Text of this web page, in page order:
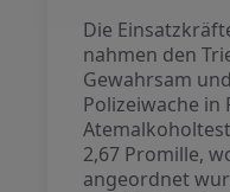
Die
nahmen den
Gewahrsam
Polizeiwache in
2,67 Promille,
angeordnet